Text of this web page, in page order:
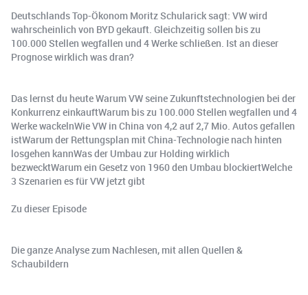
Deutschlands Top-Ökonom Moritz Schularick sagt: VW wird
wahrscheinlich von BYD gekauft. Gleichzeitig sollen bis zu
100.000 Stellen wegfallen und 4 Werke schließen. Ist an dieser
Prognose wirklich was dran?
Das lernst du heute Warum VW seine Zukunftstechnologien bei der
Konkurrenz einkauftWarum bis zu 100.000 Stellen wegfallen und 4
Werke wackelnWie VW in China von 4,2 auf 2,7 Mio. Autos gefallen
istWarum der Rettungsplan mit China-Technologie nach hinten
losgehen kannWas der Umbau zur Holding wirklich
bezwecktWarum ein Gesetz von 1960 den Umbau blockiertWelche
3 Szenarien es für VW jetzt gibt
Zu dieser Episode
Die ganze Analyse zum Nachlesen, mit allen Quellen &
Schaubildern